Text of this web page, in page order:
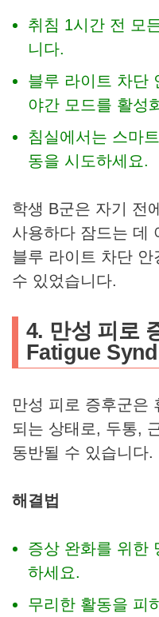
취침 1시간 전 모
니다.
블루 라이트 차단
야간 모드를 활성
침실에서는 스마
동을 시도하세요.
학생 B군은 자기 전
사용하다 잠드는 데
블루 라이트 차단
수 있었습니다.
4. 만성 피로
Fatigue
만성 피로 증후군은
되는 상태로, 두통,
동반될 수 있습니다.
해결법
증상 완화를 위한
하세요.
무리한 활동을 피